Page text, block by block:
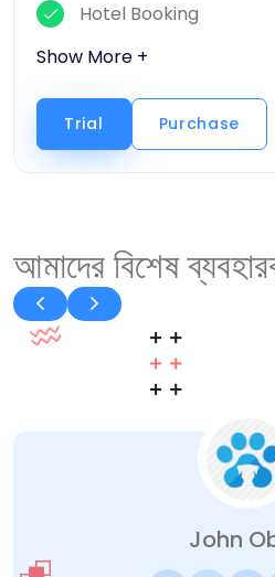
Hotel Booking
Show More +
Trial Purchase
আমাদের বিশেষ
John